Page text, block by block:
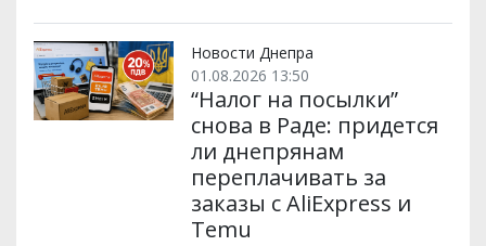
Новости Днепра
01.08.2026 13:50
“Налог на посылки”
снова в Раде: придется
ли днепрянам
переплачивать за
заказы с AliExpress и
Temu